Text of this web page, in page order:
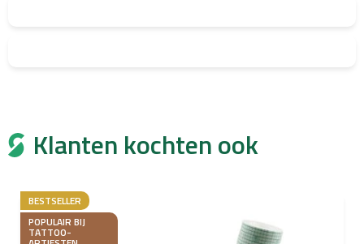
Klanten kochten ook
BESTSELLER
POPULAIR BIJ
TATTOO-